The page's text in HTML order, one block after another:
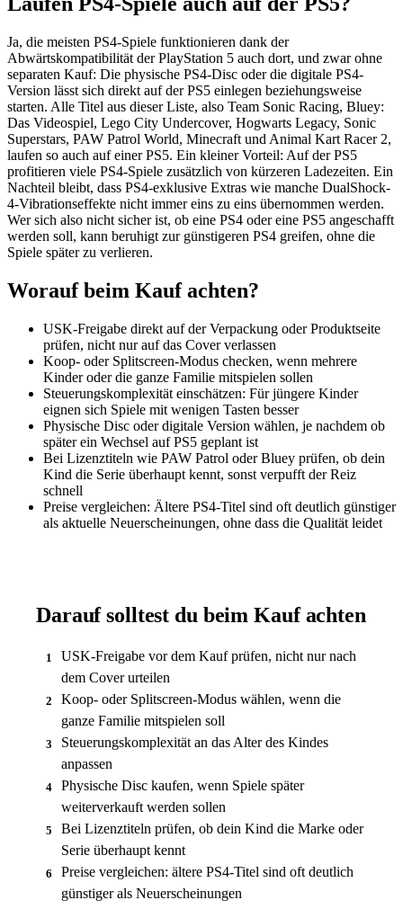
Ja, die meisten PS4-Spiele funktionieren dank der
Abwärtskompatibilität der PlayStation 5 auch dort, und zwar ohne
separaten Kauf: Die physische PS4-Disc oder die digitale PS4-
Version lässt sich direkt auf der PS5 einlegen beziehungsweise
starten. Alle Titel aus dieser Liste, also Team Sonic Racing, Bluey:
Das Videospiel, Lego City Undercover, Hogwarts Legacy, Sonic
Superstars, PAW Patrol World, Minecraft und Animal Kart Racer 2,
laufen so auch auf einer PS5. Ein kleiner Vorteil: Auf der PS5
profitieren viele PS4-Spiele zusätzlich von kürzeren Ladezeiten. Ein
Nachteil bleibt, dass PS4-exklusive Extras wie manche DualShock-
4-Vibrationseffekte nicht immer eins zu eins übernommen werden.
Wer sich also nicht sicher ist, ob eine PS4 oder eine PS5 angeschafft
werden soll, kann beruhigt zur günstigeren PS4 greifen, ohne die
Spiele später zu verlieren.
Worauf beim Kauf achten?
USK-Freigabe direkt auf der Verpackung oder Produktseite
prüfen, nicht nur auf das Cover verlassen
Koop- oder Splitscreen-Modus checken, wenn mehrere
Kinder oder die ganze Familie mitspielen sollen
Steuerungskomplexität einschätzen: Für jüngere Kinder
eignen sich Spiele mit wenigen Tasten besser
Physische Disc oder digitale Version wählen, je nachdem ob
später ein Wechsel auf PS5 geplant ist
Bei Lizenztiteln wie PAW Patrol oder Bluey prüfen, ob dein
Kind die Serie überhaupt kennt, sonst verpufft der Reiz
schnell
Preise vergleichen: Ältere PS4-Titel sind oft deutlich günstiger
als aktuelle Neuerscheinungen, ohne dass die Qualität leidet
Darauf solltest du beim Kauf achten
1
USK-Freigabe vor dem Kauf prüfen, nicht nur nach
dem Cover urteilen
2
Koop- oder Splitscreen-Modus wählen, wenn die
ganze Familie mitspielen soll
3
Steuerungskomplexität an das Alter des Kindes
anpassen
4
Physische Disc kaufen, wenn Spiele später
weiterverkauft werden sollen
5
Bei Lizenztiteln prüfen, ob dein Kind die Marke oder
Serie überhaupt kennt
6
Preise vergleichen: ältere PS4-Titel sind oft deutlich
günstiger als Neuerscheinungen